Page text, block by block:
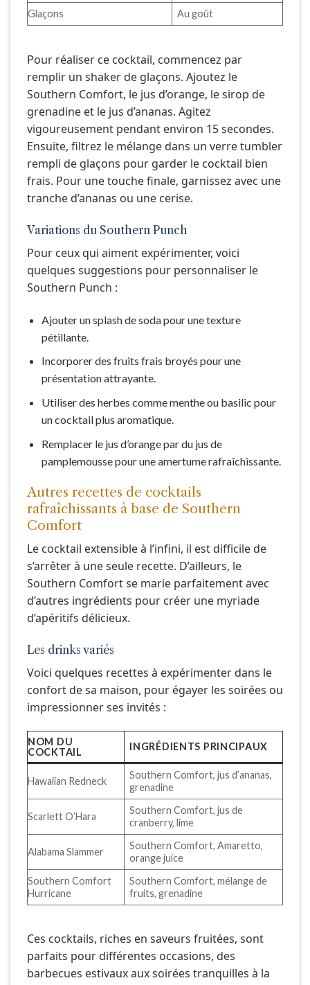
Glaçons Au goût
Pour réaliser ce cocktail, commencez par
remplir un shaker de glaçons. Ajoutez le
Southern Comfort, le jus d’orange, le sirop de
grenadine et le jus d’ananas. Agitez
vigoureusement pendant environ 15 secondes.
Ensuite, filtrez le mélange dans un verre tumbler
rempli de glaçons pour garder le cocktail bien
frais. Pour une touche finale, garnissez avec une
tranche d’ananas ou une cerise.
Variations du Southern Punch
Pour ceux qui aiment expérimenter, voici
quelques suggestions pour personnaliser le
Southern Punch :
Ajouter un splash de soda pour une texture
pétillante.
Incorporer des fruits frais broyés pour une
présentation attrayante.
Utiliser des herbes comme menthe ou basilic pour
un cocktail plus aromatique.
Remplacer le jus d’orange par du jus de
pamplemousse pour une amertume rafraîchissante.
Autres recettes de cocktails
rafraîchissants à base de Southern
Comfort
Le cocktail extensible à l’infini, il est difficile de
s’arrêter à une seule recette. D’ailleurs, le
Southern Comfort se marie parfaitement avec
d’autres ingrédients pour créer une myriade
d’apéritifs délicieux.
Les drinks variés
Voici quelques recettes à expérimenter dans le
confort de sa maison, pour égayer les soirées ou
impressionner ses invités :
NOM DU
COCKTAIL
INGRÉDIENTS PRINCIPAUX
Hawaiian Redneck
Southern Comfort, jus d’ananas,
grenadine
Scarlett O’Hara
Southern Comfort, jus de
cranberry, lime
Alabama Slammer
Southern Comfort, Amaretto,
orange juice
Southern Comfort
Hurricane
Southern Comfort, mélange de
fruits, grenadine
Ces cocktails, riches en saveurs fruitées, sont
parfaits pour différentes occasions, des
barbecues estivaux aux soirées tranquilles à la